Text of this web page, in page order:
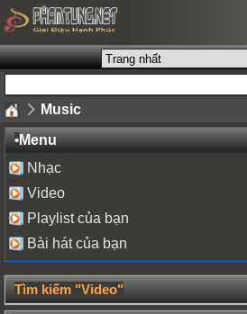
Music
•Menu
Nhạc
Video
Playlist của bạn
Bài hát của bạn
Tìm kiếm "Video"